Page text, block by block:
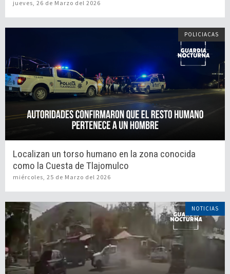
jueves, 26 de Marzo del 2026
POLICIACAS
Localizan un torso humano en la zona conocida
como la Cuesta de Tlajomulco
miércoles, 25 de Marzo del 2026
NOTICIAS